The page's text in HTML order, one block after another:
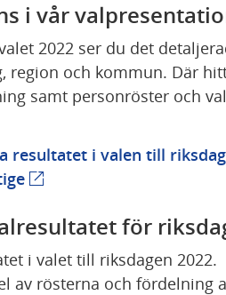
i vår
2022 ser du det
region och kommun. Där
samt personröster och
resultatet i valen till
(extern webbplats)
för
i valet till riksdagen 2022.
av rösterna och fördelning